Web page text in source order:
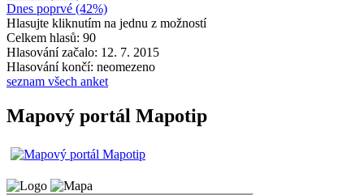
Dnes poprvé (42%)
Hlasujte kliknutím na jednu z možností
Celkem hlasů: 90
Hlasování začalo: 12. 7. 2015
Hlasování končí: neomezeno
seznam všech anket
Mapový portál Mapotip